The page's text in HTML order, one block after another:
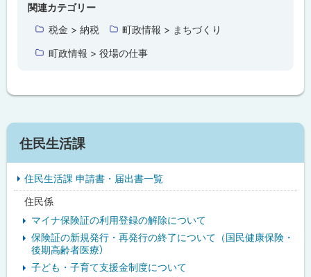
関連カテゴリー
税金 > 納税
町政情報 > まちづくり
町政情報 > 役場の仕事
サ
イ
ド
住民生活課
住民生活課 申請書・届出書一覧
住民係
マイナ保険証の利用登録の解除について
保険証の新規発行・再発行の終了について（国民健康保険・
後期高齢者医療）
子ども・子育て支援金制度について